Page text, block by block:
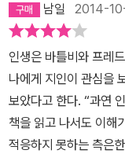
줬던 많은 일들을 떠올
까? 지금 다시 그 를 만
고 부르고 싶다. 나와
내 자신에게 이 세상에
이 틀린게 아니라, 다를
면은 바로 이 장면이
을 안 하니?' 들쥐들이
야기에 몸이 따뜻해지
빛 꽃을 볼 수 있는 마
일 년 내내 얼마나 열
레드릭의 이야기에 마
보냈겠지요? 만약 식량
외시켰다면 그들의 겨
만들어준 건 네 마리의
남일 2014-
인생은 바틀비와 프레
나에게 지인이 관심을
보았다고 한다. “과연
책을 읽고 나서도 이해
적응하지 못하는 측은